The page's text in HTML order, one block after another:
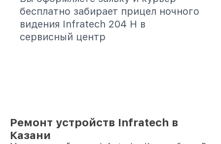
бесплатно забирает прицел ночного
видения Infratech 204 Н в
сервисный центр
Ремонт устройств Infratech в
Казани